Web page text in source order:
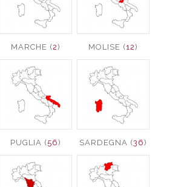
MARCHE (2) MOLISE (12)
PUGLIA (56) SARDEGNA (36)